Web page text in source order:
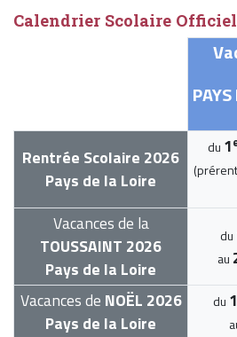
Calendrier Scolaire
Rentrée Scolaire 2026
Pays de la Loire
du 1
Vacances de la
TOUSSAINT 2026
Pays de la Loire
du
au
Vacances de NOËL 2026
Pays de la Loire
du